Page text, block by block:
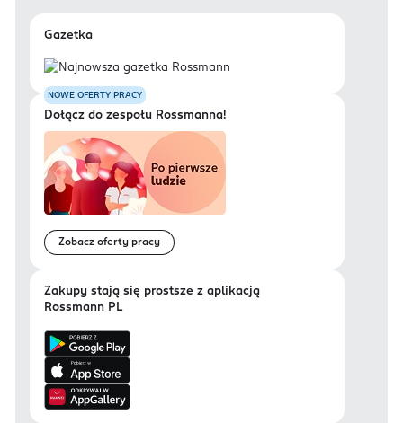
Gazetka
NOWE OFERTY PRACY
Dołącz do zespołu Rossmanna!
Zobacz oferty pracy
Zakupy stają się prostsze z aplikacją
Rossmann PL